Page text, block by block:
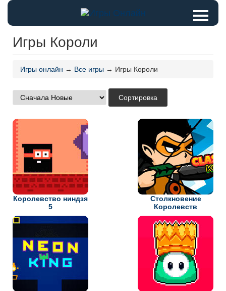
Игры Короли
Игры онлайн → Все игры → Игры Короли
Королевство ниндзя
5
Столкновение
Королевств